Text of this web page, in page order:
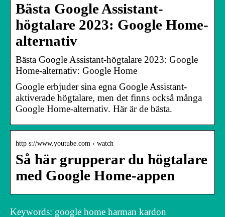
Bästa Google Assistant-
högtalare 2023: Google Home-
alternativ
Bästa Google Assistant-högtalare 2023: Google
Home-alternativ: Google Home
Google erbjuder sina egna Google Assistant-
aktiverade högtalare, men det finns också många
Google Home-alternativ. Här är de bästa.
http s://www.youtube.com › watch
Så här grupperar du högtalare
med Google Home-appen
Keywords: google home harman kardon